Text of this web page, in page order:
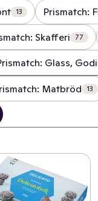
13 Prismatch:
Skafferi 77
Glass,
Matbröd 13